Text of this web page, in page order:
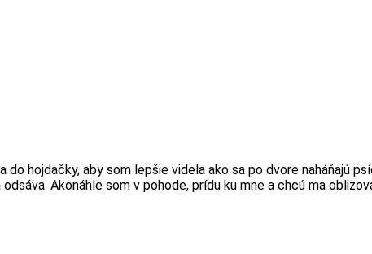
hojdačky, aby som lepšie videla ako sa po dvore naháňajú
Akonáhle som v pohode, prídu ku mne a chcú ma